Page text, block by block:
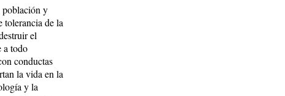
población y
tolerancia de la
el
a todo
conductas
la vida en la
y la